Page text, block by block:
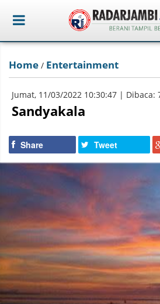
Home / Entertainment
Jumat, 11/03/2022 10:30:47 | Dibaca:
Sandyakala
Share Tweet